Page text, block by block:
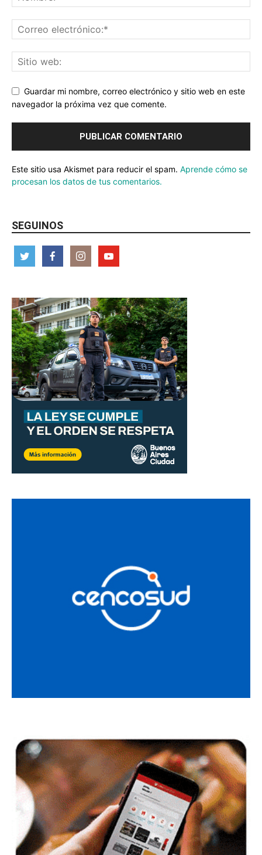
Guardar mi nombre, correo electrónico y sitio web en este
navegador la próxima vez que comente.
Este sitio usa Akismet para reducir el spam. Aprende cómo se
procesan los datos de tus comentarios.
SEGUINOS